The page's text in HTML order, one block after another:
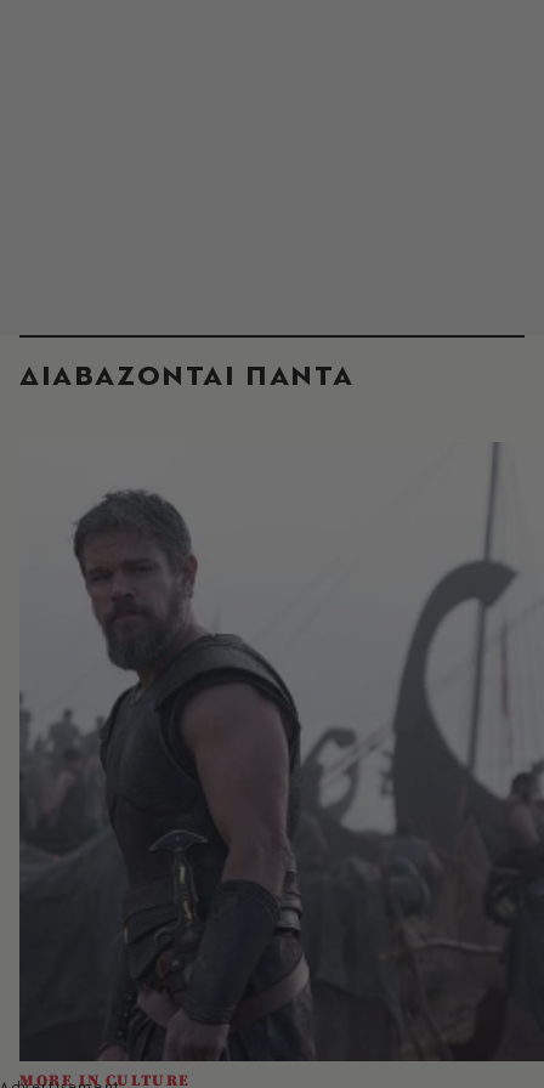
ΔΙΑΒΑΖΟΝΤΑΙ ΠΑΝΤΑ
MORE IN CULTURE